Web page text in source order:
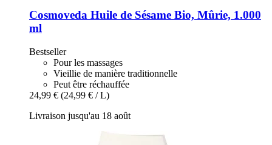
Cosmoveda Huile de Sésame Bio, Mûrie, 1.000
ml
Bestseller
Pour les massages
Vieillie de manière traditionnelle
Peut être réchauffée
24,99 € (24,99 € / L)
Livraison jusqu'au 18 août